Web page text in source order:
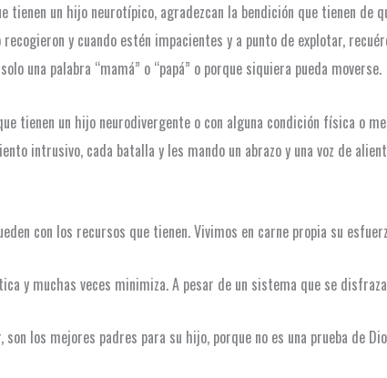
tienen un hijo neurotípico, agradezcan la bendición que tienen de
y cuando estén impacientes y a punto de explotar,
una palabra “mamá” o “papá” o porque siquiera pueda moverse.
tienen un hijo neurodivergente o con alguna condición física o
intrusivo, cada batalla y les mando un abrazo y una voz de
con los recursos que tienen. Vivimos en carne propia su
y muchas veces minimiza. A pesar de un sistema que se
los mejores padres para su hijo, porque no es una prueba de